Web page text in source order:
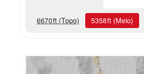
6670ft (Topo) 5358ft (Meio)